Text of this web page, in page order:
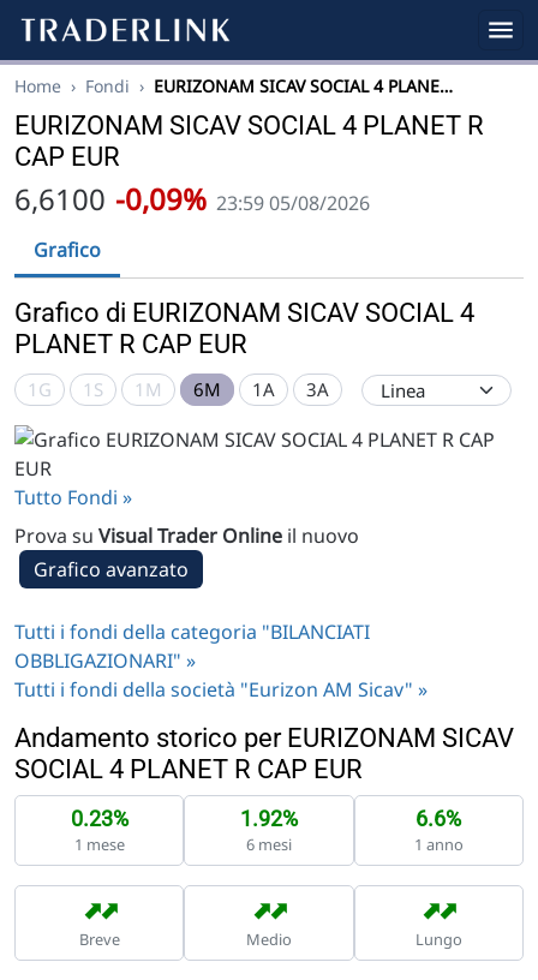
Home › Fondi › EURIZONAM SICAV SOCIAL 4 PLANE…
EURIZONAM SICAV SOCIAL 4 PLANET R
CAP EUR
6,6100 -0,09% 23:59 05/08/2026
Grafico
Grafico di EURIZONAM SICAV SOCIAL 4
PLANET R CAP EUR
1G 1S 1M 6M 1A 3A
Tutto Fondi »
Prova su Visual Trader Online il nuovo
Grafico avanzato
Tutti i fondi della categoria "BILANCIATI
OBBLIGAZIONARI" »
Tutti i fondi della società "Eurizon AM Sicav" »
Andamento storico per EURIZONAM SICAV
SOCIAL 4 PLANET R CAP EUR
0.23%
1 mese
1.92%
6 mesi
6.6%
1 anno
➡
➡
Breve
➡
➡
Medio
➡
➡
Lungo